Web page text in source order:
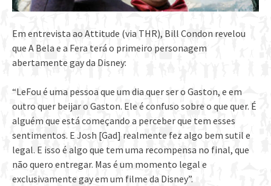
Em entrevista ao Attitude (via THR), Bill Condon revelou
que A Bela e a Fera terá o primeiro personagem
abertamente gay da Disney:
“LeFou é uma pessoa que um dia quer ser o Gaston, e em
outro quer beijar o Gaston. Ele é confuso sobre o que quer. É
alguém que está começando a perceber que tem esses
sentimentos. E Josh [Gad] realmente fez algo bem sutil e
legal. E isso é algo que tem uma recompensa no final, que
não quero entregar. Mas é um momento legal e
exclusivamente gay em um filme da Disney”.